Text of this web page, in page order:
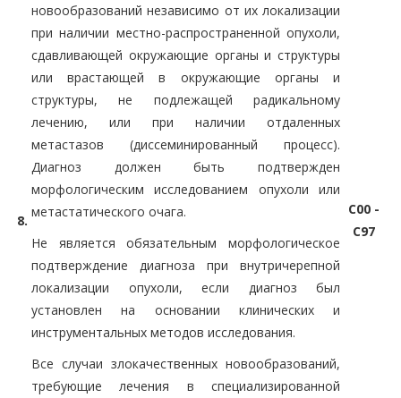
8.
новообразований независимо от их локализации
при наличии местно-распространенной опухоли,
сдавливающей окружающие органы и структуры
или врастающей в окружающие органы и
структуры, не подлежащей радикальному
лечению, или при наличии отдаленных
метастазов (диссеминированный процесс).
Диагноз должен быть подтвержден
морфологическим исследованием опухоли или
метастатического очага.
Не является обязательным морфологическое
подтверждение диагноза при внутричерепной
локализации опухоли, если диагноз был
установлен на основании клинических и
инструментальных методов исследования.
Все случаи злокачественных новообразований,
требующие лечения в специализированной
C00 -
C97